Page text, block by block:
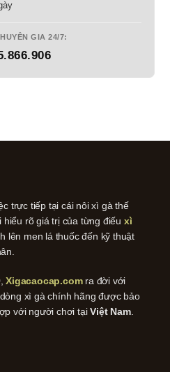
GIA 24/7:
trực tiếp tại cái nôi xì gà thế
rõ giá trị của từng điếu xì
lên men lá thuốc đến kỹ thuật
,Xigacaocap.comra đời với
xì gà chính hãng được bảo
với người chơi tạiViệt Nam.